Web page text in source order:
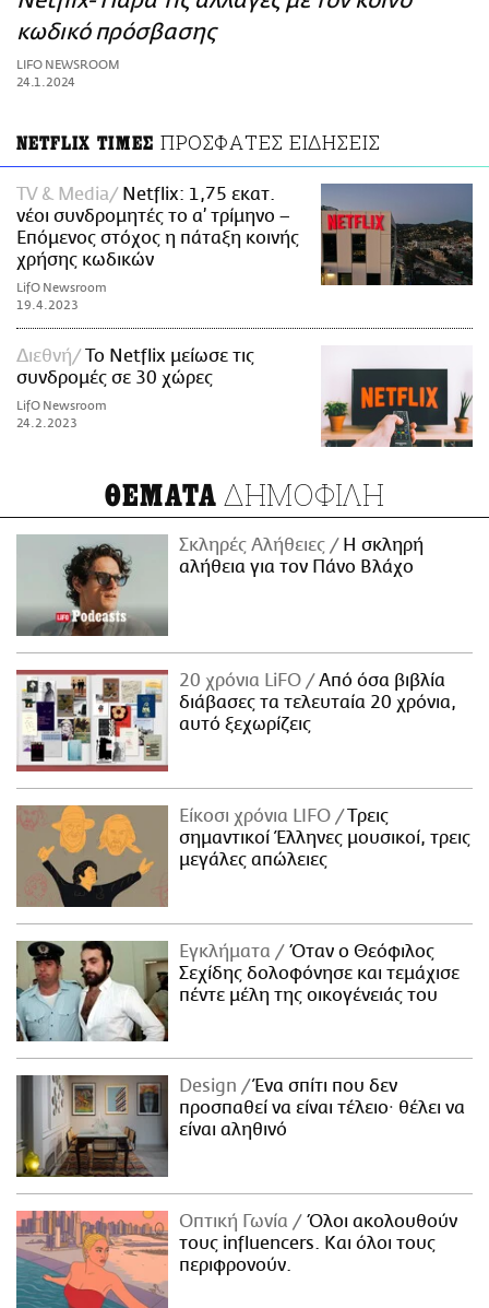
ΑΜΠΑ
PRINT
κωδικό πρόσβασης
LIFO NEWSROOM
24.1.2024
NETFLIX ΤΙΜΕΣ ΠΡΟΣΦΑΤΕΣ ΕΙΔΗΣΕΙΣ
TV & Media
Netflix: 1,75 εκατ.
νέοι συνδρομητές το α’ τρίμηνο –
Επόμενος στόχος η πάταξη κοινής
χρήσης κωδικών
LifO Newsroom
19.4.2023
Διεθνή
Το Netflix μείωσε τις
συνδρομές σε 30 χώρες
LifO Newsroom
24.2.2023
ΘΕΜΑΤΑ ΔΗΜΟΦΙΛΗ
Σκληρές Αλήθειες
H σκληρή
αλήθεια για τον Πάνο Βλάχο
20 χρόνια LiFO
Από όσα βιβλία
διάβασες τα τελευταία 20 χρόνια,
αυτό ξεχωρίζεις
Είκοσι χρόνια LIFO
Tρεις
σημαντικοί Έλληνες μουσικοί, τρεις
μεγάλες απώλειες
Εγκλήματα
Όταν ο Θεόφιλος
Σεχίδης δολοφόνησε και τεμάχισε
πέντε μέλη της οικογένειάς του
Design
Ένα σπίτι που δεν
προσπαθεί να είναι τέλειο· θέλει να
είναι αληθινό
Οπτική Γωνία
Όλοι ακολουθούν
τους influencers. Και όλοι τους
περιφρονούν.